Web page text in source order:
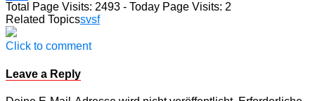
Teilen
Total Page Visits: 2493 - Today Page Visits: 2
Related Topicssvsf
Click to comment
Leave a Reply